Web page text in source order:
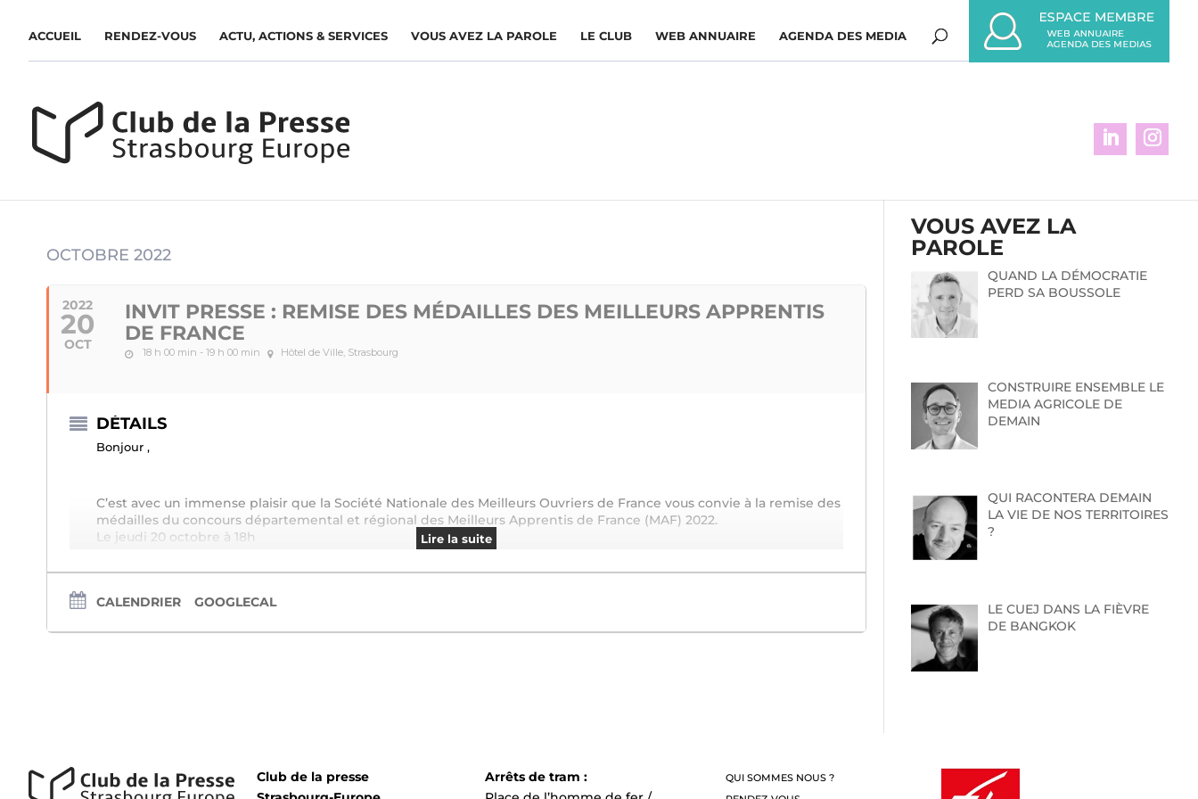
ACCUEIL RENDEZ-VOUS ACTU, ACTIONS & SERVICES VOUS AVEZ LA PAROLE LE CLUB WEB ANNUAIRE AGENDA DES MEDIA
OCTOBRE 2022
2022
20
OCT
INVIT PRESSE : REMISE DES MÉDAILLES DES MEILLEURS APPRENTIS
DE FRANCE
18 h 00 min - 19 h 00 min Hôtel de Ville, Strasbourg
Lire la suite
DÉTAILS
Bonjour ,
C’est avec un immense plaisir que la Société Nationale des Meilleurs Ouvriers de France vous convie à la remise des
médailles du concours départemental et régional des Meilleurs Apprentis de France (MAF) 2022.
Le jeudi 20 octobre à 18h
Merci de confirmer par email à cette adresse »dalberto.mof@gmail.com» votre présence avant le 18/10.
MeilleursOuvriers deFrance
CALENDRIER GOOGLECAL
VOUS AVEZ LA
PAROLE
QUAND LA DÉMOCRATIE
PERD SA BOUSSOLE
CONSTRUIRE ENSEMBLE LE
MEDIA AGRICOLE DE
DEMAIN
QUI RACONTERA DEMAIN
LA VIE DE NOS TERRITOIRES
?
LE CUEJ DANS LA FIÈVRE
DE BANGKOK
Club de la presse
Arrêts de tram :
QUI SOMMES NOUS ?